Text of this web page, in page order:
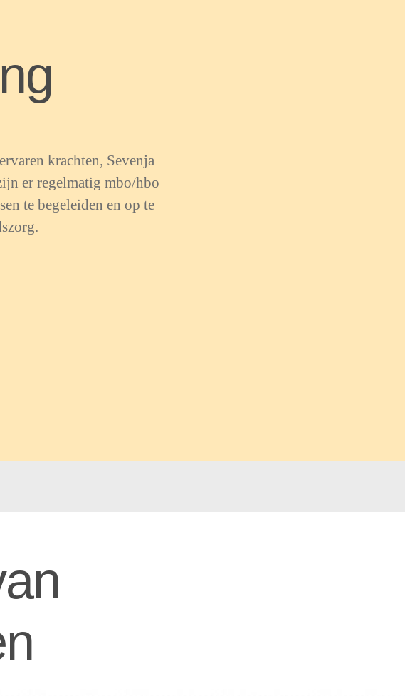
krachten, Sevenja
er regelmatig mbo/hbo
te begeleiden en op te